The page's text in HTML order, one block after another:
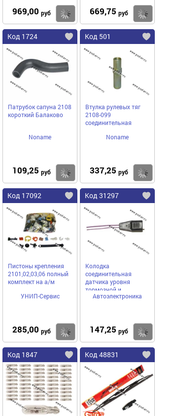
969,00 руб Купить
669,75 руб
Код 1724
Патрубок сапуна 2108
короткий Балаково
Noname
109,25 руб Купить
Код 501
Втулка рулевых тяг
2108-099
соединительная
Noname
337,25 руб
Код 17092
Пистоны крепления
2101,02,03,06 полный
комплект на а/м
УНИП-Сервис
285,00 руб Купить
Код 31297
Колодка
соединительная
датчика уровня
тормозной и
охлаждающей
Автоэлектроника
147,25 руб
Код 1847 Код 48831